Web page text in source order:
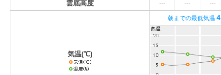
雲底高度 --- --- ---
気温(℃)
朝までの最低気温